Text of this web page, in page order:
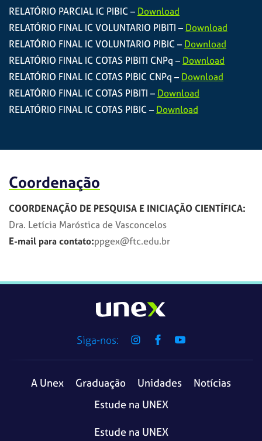
RELATÓRIO PARCIAL IC PIBIC – Download
RELATÓRIO FINAL IC VOLUNTARIO PIBITI – Download
RELATÓRIO FINAL IC VOLUNTARIO PIBIC – Download
RELATÓRIO FINAL IC COTAS PIBITI CNPq – Download
RELATÓRIO FINAL IC COTAS PIBIC CNPq – Download
RELATÓRIO FINAL IC COTAS PIBITI – Download
RELATÓRIO FINAL IC COTAS PIBIC – Download
Coordenação
COORDENAÇÃO DE PESQUISA E INICIAÇÃO CIENTÍFICA:
Dra. Letícia Maróstica de Vasconcelos
E-mail para contato:ppgex@ftc.edu.br
Siga-nos:
A Unex Graduação Unidades
Notícias
Estude na UNEX
Estude na UNEX